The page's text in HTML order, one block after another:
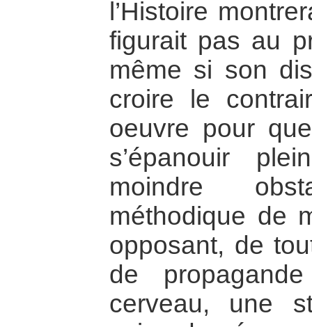
l’Histoire
figurait pas au
même si son
croire le
oeuvre pour
s’épanouir
moindre
méthodique de
opposant, de
de
cerveau, une